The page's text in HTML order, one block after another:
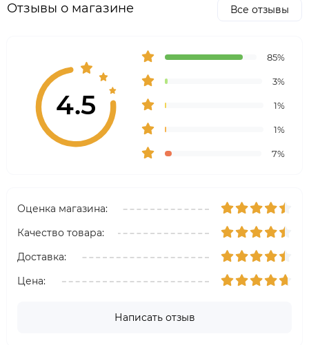
Отзывы о магазине Все отзывы
4.5
85%
3%
1%
1%
7%
Оценка магазина:
Качество товара:
Доставка:
Цена:
Написать отзыв